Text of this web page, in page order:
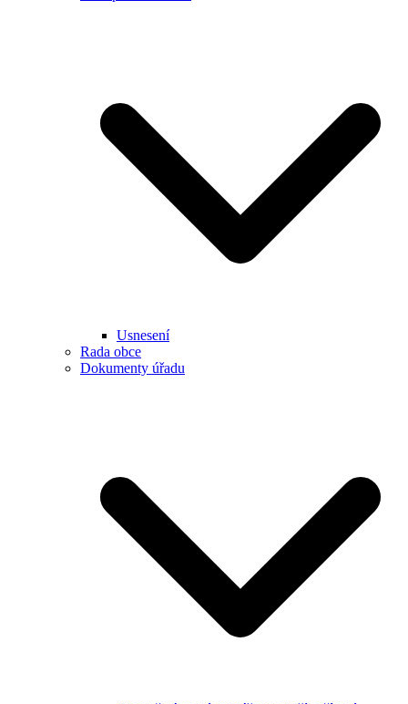
Usnesení
Rada obce
Dokumenty úřadu